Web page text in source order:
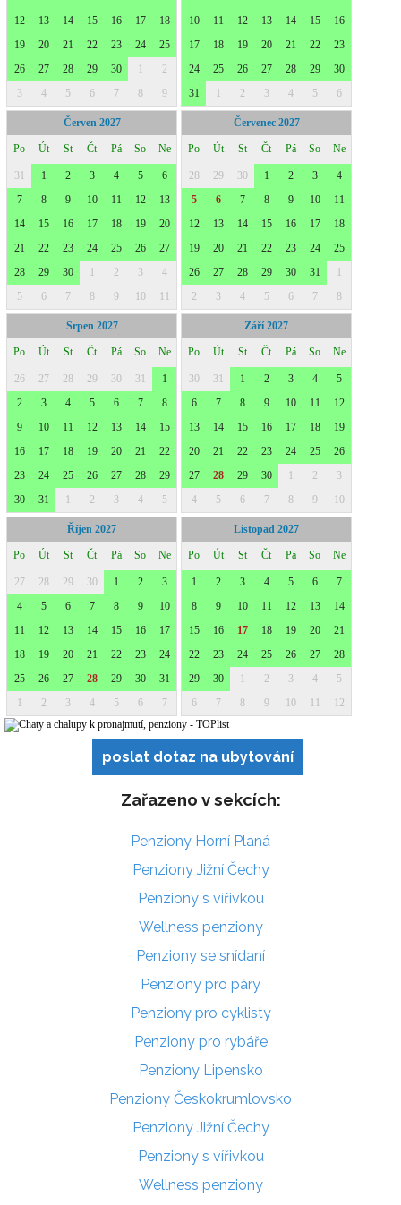
poslat dotaz na ubytování
Zařazeno v sekcích:
Penziony Horní Planá
Penziony Jižní Čechy
Penziony s vířivkou
Wellness penziony
Penziony se snídaní
Penziony pro páry
Penziony pro cyklisty
Penziony pro rybáře
Penziony Lipensko
Penziony Českokrumlovsko
Penziony Jižní Čechy
Penziony s vířivkou
Wellness penziony